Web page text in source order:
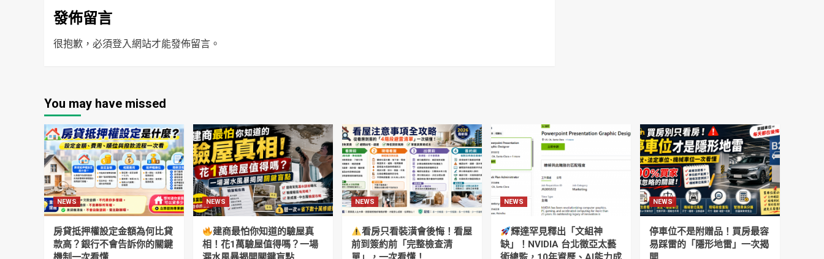
發佈留言
很抱歉，必須登入網站才能發佈留言。
You may have missed
NEWS
房貸抵押權設定金額為何比貸
款高？銀行不會告訴你的關鍵
NEWS
建商最怕你知道的驗屋真
相！花1萬驗屋值得嗎？一場
NEWS
看房只看裝潢會後悔！看屋
前到簽約前「完整檢查清
NEWS
輝達罕見釋出「文組神
缺」！NVIDIA 台北徵亞太藝
NEWS
停車位不是附贈品！買房最容
易踩雷的「隱形地雷」一次揭